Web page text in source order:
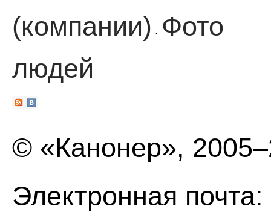
(компании)
·
Фото
людей
© «Канонер»,
Электронная почта: